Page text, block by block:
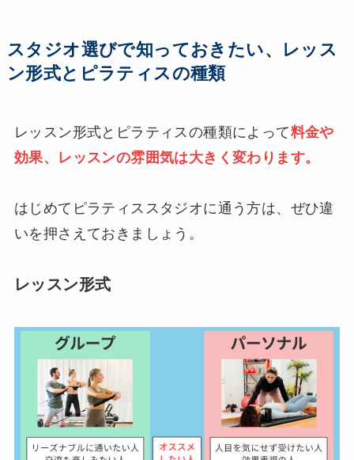
スタジオ選びで知っておきたい、レッス
ン形式とピラティスの種類
レッスン形式とピラティスの種類によって料金や
効果、レッスンの雰囲気は大きく変わります。
はじめてピラティススタジオに通う方は、ぜひ違
いを押さえておきましょう。
レッスン形式